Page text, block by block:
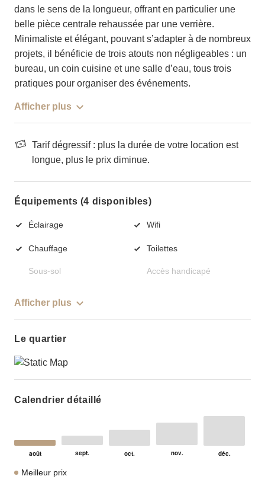
dans le sens de la longueur, offrant en particulier une
belle pièce centrale rehaussée par une verrière.
Minimaliste et élégant, pouvant s’adapter à de nombreux
projets, il bénéficie de trois atouts non négligeables : un
bureau, un coin cuisine et une salle d’eau, tous trois
pratiques pour organiser des événements.
Afficher plus
Tarif dégressif : plus la durée de votre location est
longue, plus le prix diminue.
Équipements (4 disponibles)
Éclairage Wifi
Chauffage Toilettes
Sous-sol Accès handicapé
Afficher plus
Le quartier
Calendrier détaillé
Meilleur prix